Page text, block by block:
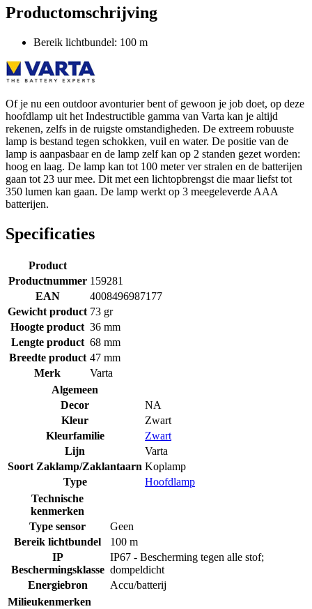
Productomschrijving
Bereik lichtbundel: 100 m
Of je nu een outdoor avonturier bent of gewoon je job doet, op deze
hoofdlamp uit het Indestructible gamma van Varta kan je altijd
rekenen, zelfs in de ruigste omstandigheden. De extreem robuuste
lamp is bestand tegen schokken, vuil en water. De positie van de
lamp is aanpasbaar en de lamp zelf kan op 2 standen gezet worden:
hoog en laag. De lamp kan tot 100 meter ver stralen en de batterijen
gaan tot 23 uur mee. Dit met een lichtopbrengst die maar liefst tot
350 lumen kan gaan. De lamp werkt op 3 meegeleverde AAA
batterijen.
Specificaties
Product
Productnummer 159281
EAN
4008496987177
Gewicht product 73 gr
Hoogte product 36 mm
Lengte product 68 mm
Breedte product 47 mm
Merk
Varta
Algemeen
Decor
NA
Kleur
Zwart
Kleurfamilie
Zwart
Lijn
Varta
Soort Zaklamp/Zaklantaarn Koplamp
Type
Hoofdlamp
Technische
kenmerken
Type sensor
Geen
Bereik lichtbundel
100 m
IP
Beschermingsklasse
IP67 - Bescherming tegen alle stof;
dompeldicht
Energiebron
Accu/batterij
Milieukenmerken